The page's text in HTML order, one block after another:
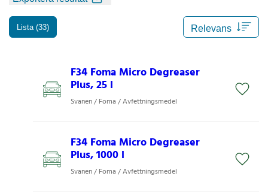
Lista (33)
F34 Foma Micro Degreaser
Plus, 25 l
Svanen / Foma / Avfettningsmedel
F34 Foma Micro Degreaser
Plus, 1000 l
Svanen / Foma / Avfettningsmedel